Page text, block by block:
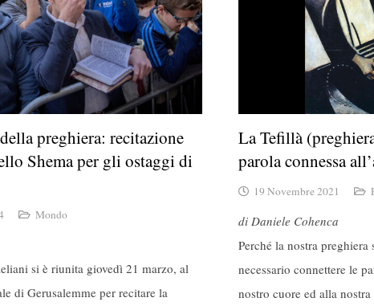
preghiera: recitazione
Shema per gli ostaggi di
Mondo
si è riunita giovedì 21 marzo, al
di Gerusalemme per recitare la
La Tefillà
parola connessa
19 Novembre 2021
di Daniele Cohenca
Perché la nostra preghiera
necessario connettere le
nostro cuore ed alla